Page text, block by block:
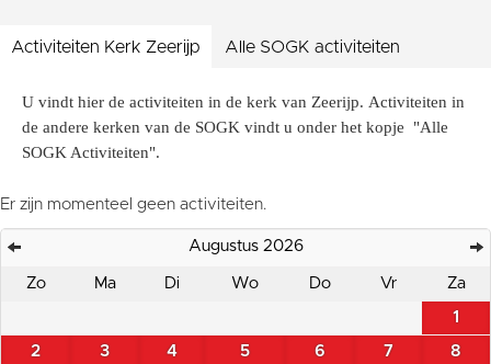
Activiteiten
Contact
Vaktaal
Activiteiten Kerk Zeerijp Alle SOGK activiteiten
U vindt hier de activiteiten in de kerk van Zeerijp. Activiteiten in
de andere kerken van de SOGK vindt u onder het kopje "Alle
SOGK Activiteiten".
Er zijn momenteel geen activiteiten.
Augustus 2026
Zo Ma Di Wo Do Vr Za
1
2 3 4 5 6 7 8